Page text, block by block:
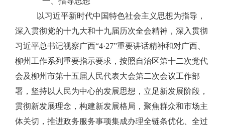
以习近平新时代中国特色社会主义思想为指导，
深入贯彻党的十九大和十九届历次全会精神，深入贯彻
习近平总书记视察广西“4·27”重要讲话精神和对广西、
柳州工作系列重要指示要求，按照自治区第十二次党代
会及柳州市第十五届人民代表大会第二次会议工作部
署，坚持以人民为中心的发展思想，立足新发展阶段，
贯彻新发展理念，构建新发展格局，聚焦群众和市场主
体关切，推进政务服务事项集成办理全链条优化、全过